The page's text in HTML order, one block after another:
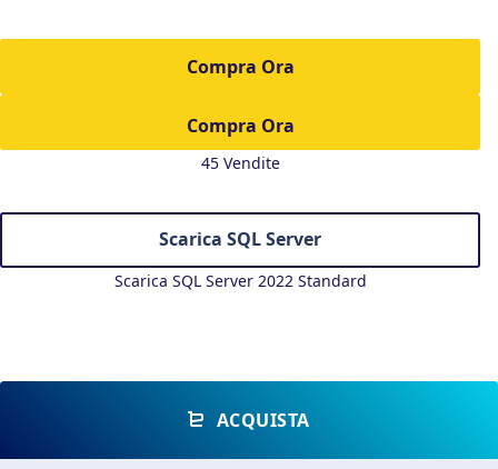
Compra Ora
45 Vendite
Scarica SQL Server
Scarica SQL Server 2022 Standard
ACQUISTA